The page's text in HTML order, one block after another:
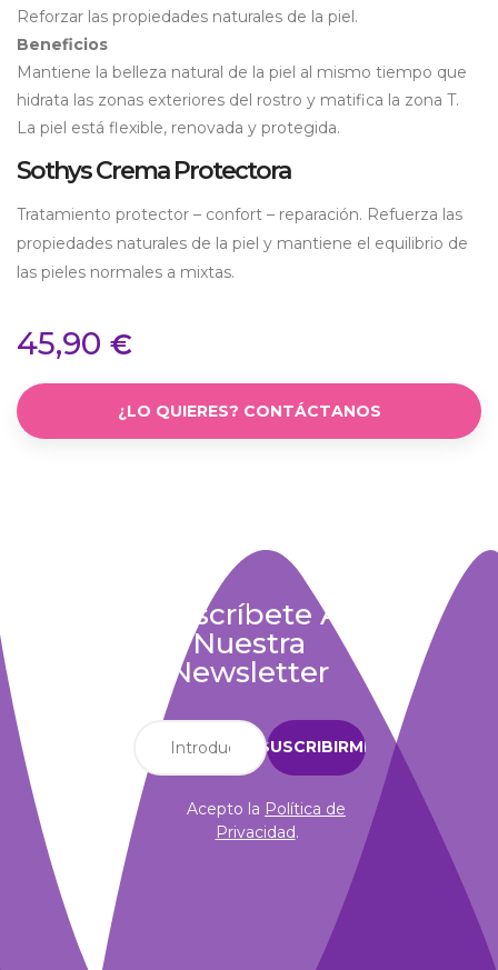
Reforzar las propiedades naturales de la piel.
Beneficios
Mantiene la belleza natural de la piel al mismo tiempo que
hidrata las zonas exteriores del rostro y matifica la zona T.
La piel está flexible, renovada y protegida.
Sothys Crema Protectora
Tratamiento protector – confort – reparación. Refuerza las
propiedades naturales de la piel y mantiene el equilibrio de
las pieles normales a mixtas.
45,90 €
¿LO QUIERES? CONTÁCTANOS
Suscríbete A
Nuestra
Newsletter
Acepto la Política de
Privacidad.